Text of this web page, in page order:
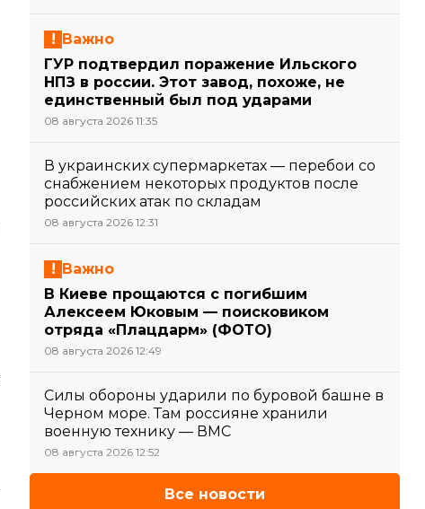
Важно
ГУР подтвердил поражение Ильского
НПЗ в россии. Этот завод, похоже, не
единственный был под ударами
08 августа 2026 11:35
В украинских супермаркетах — перебои со
снабжением некоторых продуктов после
российских атак по складам
08 августа 2026 12:31
Важно
В Киеве прощаются с погибшим
Алексеем Юковым — поисковиком
отряда «Плацдарм» (ФОТО)
08 августа 2026 12:49
Силы обороны ударили по буровой башне в
Черном море. Там россияне хранили
военную технику — ВМС
08 августа 2026 12:52
Все новости